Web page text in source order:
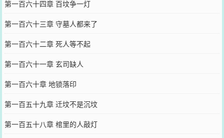
第一百六十四章 百坟争一灯
第一百六十三章 守墓人都来了
第一百六十二章 死人等不起
第一百六十一章 玄司缺人
第一百六十章 地锁落印
第一百五十九章 迁坟不是沉坟
第一百五十八章 棺里的人敲灯